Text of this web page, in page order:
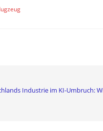
Industrie im KI-Umbruch: